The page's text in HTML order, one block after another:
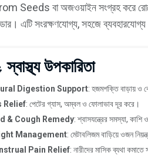
Seeds বা অজওয়াইন সংগ্রহ করে
এটি সংরক্ষণযোগ্য, সহজে ব্যবহারযোগ্য
উপকারিতা
Digestion Support: হজমশক্তি বাড়ায় ও
Relief: পেটের গ্যাস, অম্বল ও ফোলাভাব দূর করে।
& Cough Remedy: শ্বাসযন্ত্রের সমস্যা, কাশি
Management: মেটাবলিজম বাড়িয়ে ওজন
Pain Relief: নারীদের মাসিক ব্যথা কমাতে